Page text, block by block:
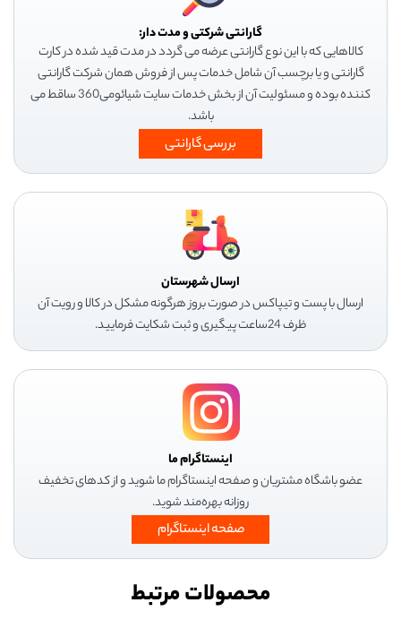
گارانتی شرکتی و مدت دار:
کالاهایی که با این نوع گارانتی عرضه می گردد در مدت قید شده در کارت
گارانتی و یا برچسب آن شامل خدمات پس از فروش همان شرکت گارانتی
کننده بوده و مسئولیت آن از بخش خدمات سایت شیائومی360 ساقط می
باشد.
بررسی گارانتی
ارسال شهرستان
ارسال با پست و تیپاکس در صورت بروز هرگونه مشکل در کالا و رویت آن
ظرف 24ساعت پیگیری و ثبت شکایت فرمایید.
اینستاگرام ما
عضو باشگاه مشتریان و صفحه اینستاگرام ما شوید و از کدهای تخفیف
روزانه بهره‌مند شوید.
صفحه اینستاگرام
محصولات مرتبط